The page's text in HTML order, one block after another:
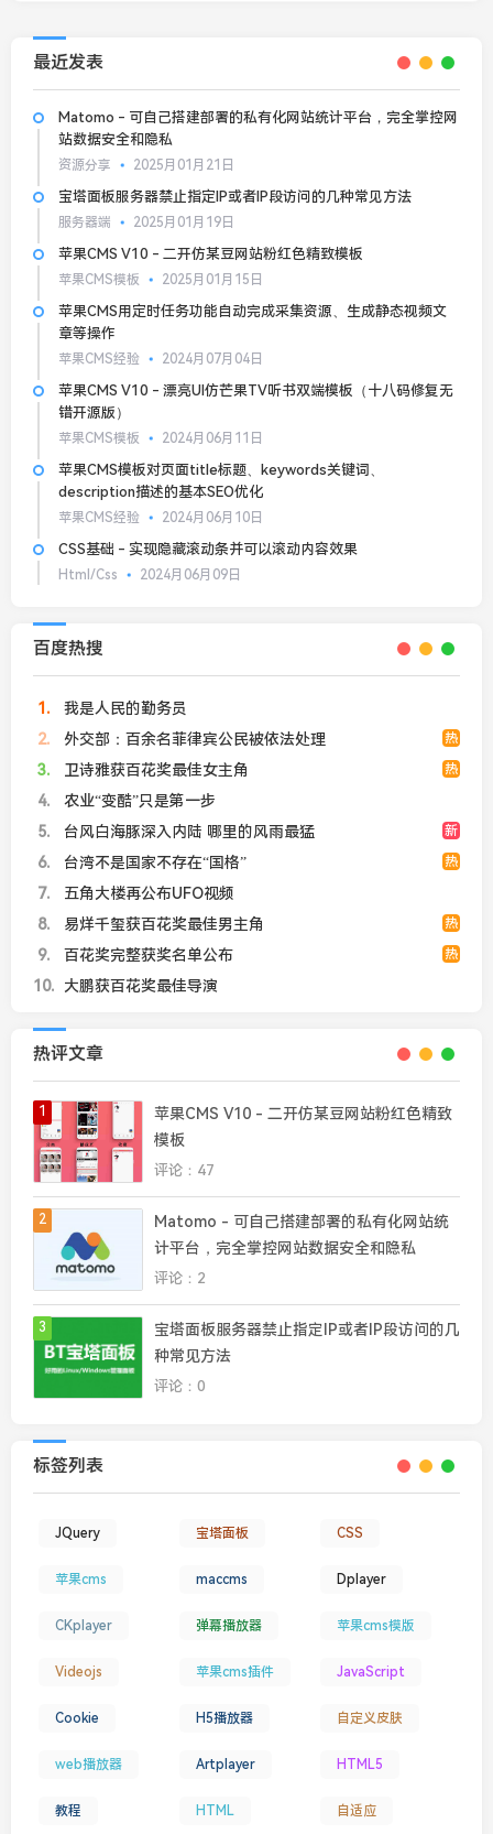
最近发表
Matomo - 可自己搭建部署的私有化网站统计平台，完全掌控网
站数据安全和隐私
资源分享 2025月01月21日
宝塔面板服务器禁止指定IP或者IP段访问的几种常见方法
服务器端 2025月01月19日
苹果CMS V10 - 二开仿某豆网站粉红色精致模板
苹果CMS模板 2025月01月15日
苹果CMS用定时任务功能自动完成采集资源、生成静态视频文
章等操作
苹果CMS经验 2024月07月04日
苹果CMS V10 - 漂亮UI仿芒果TV听书双端模板（十八码修复无
错开源版）
苹果CMS模板 2024月06月11日
苹果CMS模板对页面title标题、keywords关键词、
description描述的基本SEO优化
苹果CMS经验 2024月06月10日
CSS基础 - 实现隐藏滚动条并可以滚动内容效果
Html/Css 2024月06月09日
百度热搜
1
我是人民的勤务员
2
热
外交部：百余名菲律宾公民被依法处理
3
热
卫诗雅获百花奖最佳女主角
4
农业“变酷”只是第一步
5
新
台风白海豚深入内陆 哪里的风雨最猛
6
热
台湾不是国家不存在“国格”
7
五角大楼再公布UFO视频
8
热
易烊千玺获百花奖最佳男主角
9
热
百花奖完整获奖名单公布
10
大鹏获百花奖最佳导演
热评文章
1
苹果CMS V10 - 二开仿某豆网站粉红色精致
模板
评论：47
2
Matomo - 可自己搭建部署的私有化网站统
计平台，完全掌控网站数据安全和隐私
评论：2
3
宝塔面板服务器禁止指定IP或者IP段访问的几
种常见方法
评论：0
标签列表
JQuery 宝塔面板 CSS
苹果cms maccms Dplayer
CKplayer 弹幕播放器 苹果cms模版
Videojs 苹果cms插件 JavaScript
Cookie H5播放器 自定义皮肤
web播放器 Artplayer HTML5
教程 HTML 自适应